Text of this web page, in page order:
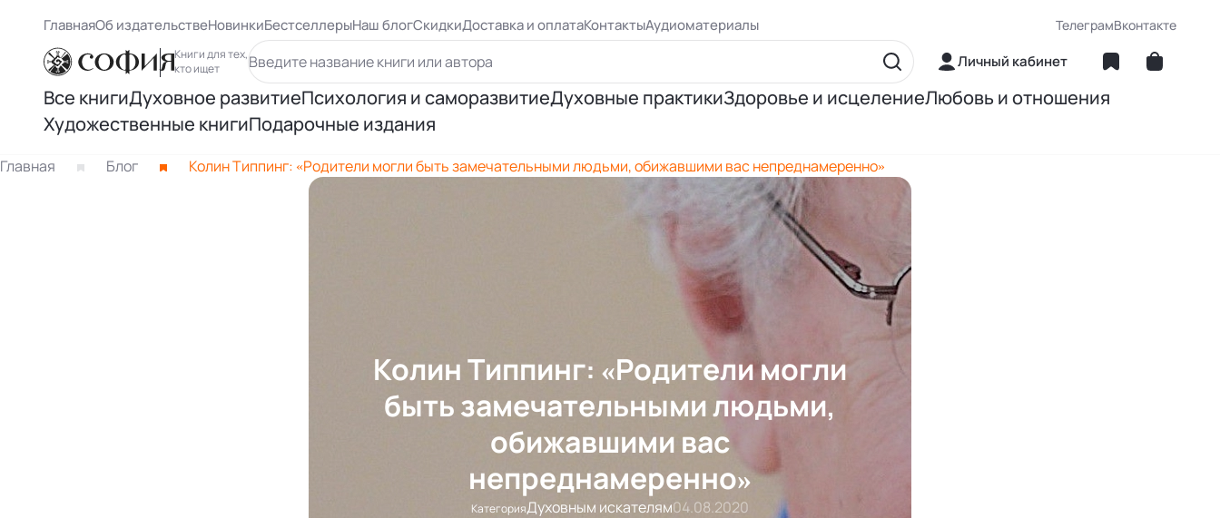
ГлавнаяОб издательствеНовинкиБестселлерыНаш блогСкидкиДоставка и оплатаКонтактыАудиоматериалы ТелеграмВконтакте
Книги для тех,
кто ищет
Личный кабинет
Все книгиДуховное развитие
Духовный рост
Психология и саморазвитие
Самосовершенствование
Духовные практики
Эзотерическая практика
Таро и предсказания
Здоровье и исцеление
Исцеление
Правильное питание
Любовь и отношения
Художественные книги
Книги Карлоса Кастанеды
Подарочные издания
Главная Блог Колин Типпинг: «Родители могли быть замечательными людьми, обижавшими вас непреднамеренно»
Колин Типпинг: «Родители могли
быть замечательными людьми,
обижавшими вас
непреднамеренно»
КатегорияДуховным искателям04.08.2020